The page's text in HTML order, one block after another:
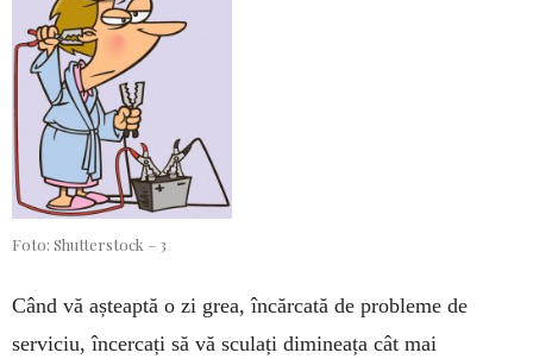
Foto: Shutterstock – 3
Când vă așteaptă o zi grea, încărcată de probleme de
serviciu, încercați să vă sculați dimineața cât mai